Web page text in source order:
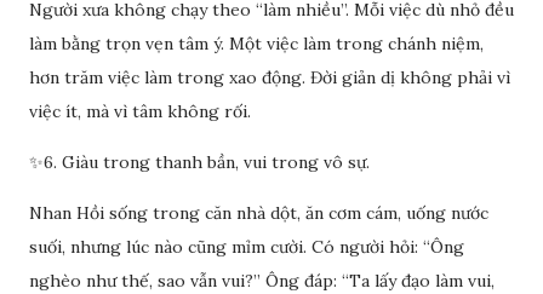
Người xưa không chạy theo “làm nhiều”. Mỗi việc dù nhỏ đều
làm bằng trọn vẹn tâm ý. Một việc làm trong chánh niệm,
hơn trăm việc làm trong xao động. Đời giản dị không phải vì
việc ít, mà vì tâm không rối.
✨6. Giàu trong thanh bần, vui trong vô sự.
Nhan Hồi sống trong căn nhà dột, ăn cơm cám, uống nước
suối, nhưng lúc nào cũng mỉm cười. Có người hỏi: “Ông
nghèo như thế, sao vẫn vui?” Ông đáp: “Ta lấy đạo làm vui,